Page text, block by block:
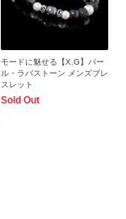
モードに魅せる【X.G】パー
ル・ラバストーン メンズブレ
スレット
Sold Out